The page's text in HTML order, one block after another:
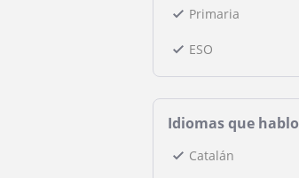
Primaria
ESO
Idiomas que hablo
Catalán